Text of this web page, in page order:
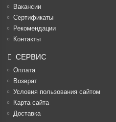
Вакансии
Cертификаты
Рекомендации
Контакты
СЕРВИС
Оплата
Возврат
Условия пользования сайтом
Карта сайта
Доставка